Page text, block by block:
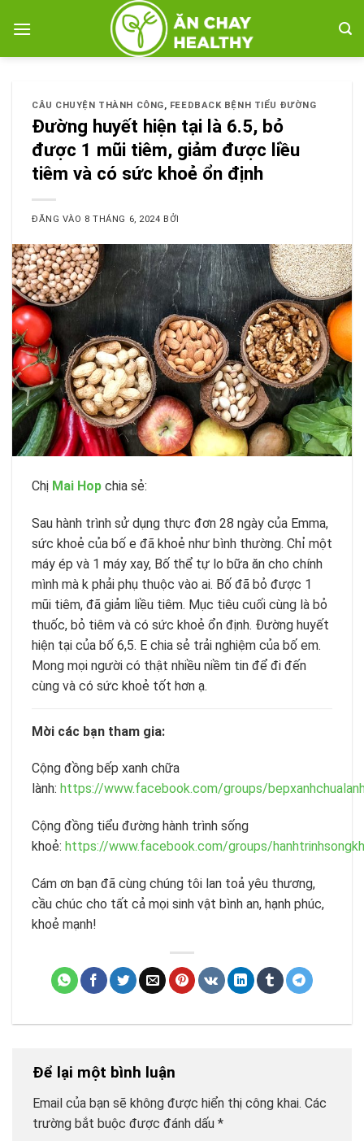
qua
CÂU CHUYỆN THÀNH CÔNG, FEEDBACK BỆNH TIỂU ĐƯỜNG
Đường huyết hiện tại là 6.5, bỏ
được 1 mũi tiêm, giảm được liều
tiêm và có sức khoẻ ổn định
ĐĂNG VÀO 8 THÁNG 6, 2024 BỞI
Chị Mai Hop chia sẻ:
Sau hành trình sử dụng thực đơn 28 ngày của Emma,
sức khoẻ của bố e đã khoẻ như bình thường. Chỉ một
máy ép và 1 máy xay, Bố thể tự lo bữa ăn cho chính
mình mà k phải phụ thuộc vào ai. Bố đã bỏ được 1
mũi tiêm, đã giảm liều tiêm. Mục tiêu cuối cùng là bỏ
thuốc, bỏ tiêm và có sức khoẻ ổn định. Đường huyết
hiện tại của bố 6,5. E chia sẻ trải nghiệm của bố em.
Mong mọi người có thật nhiều niềm tin để đi đến
cùng và có sức khoẻ tốt hơn ạ.
Mời các bạn tham gia:
Cộng đồng bếp xanh chữa
lành: https://www.facebook.com/groups/
Cộng đồng tiểu đường hành trình sống
khoẻ: https://www.facebook.com/groups/
Cám ơn bạn đã cùng chúng tôi lan toả yêu thương,
cầu chúc cho tất cả mọi sinh vật bình an, hạnh phúc,
khoẻ mạnh!
Để lại một bình luận
Email của bạn sẽ không được hiển thị công khai. Các
trường bắt buộc được đánh dấu *